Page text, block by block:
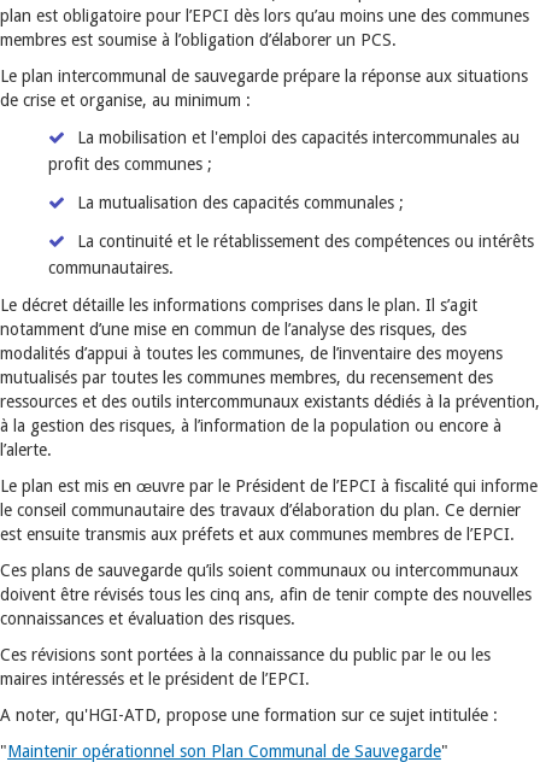
plan est obligatoire pour l’EPCI dès lors qu’au moins une des communes
membres est soumise à l’obligation d’élaborer un PCS.
Le plan intercommunal de sauvegarde prépare la réponse aux situations
de crise et organise, au minimum :
La mobilisation et l'emploi des capacités intercommunales au
profit des communes ;
La mutualisation des capacités communales ;
La continuité et le rétablissement des compétences ou intérêts
communautaires.
Le décret détaille les informations comprises dans le plan. Il s’agit
notamment d’une mise en commun de l’analyse des risques, des
modalités d’appui à toutes les communes, de l’inventaire des moyens
mutualisés par toutes les communes membres, du recensement des
ressources et des outils intercommunaux existants dédiés à la prévention,
à la gestion des risques, à l’information de la population ou encore à
l’alerte.
Le plan est mis en œuvre par le Président de l’EPCI à fiscalité qui informe
le conseil communautaire des travaux d’élaboration du plan. Ce dernier
est ensuite transmis aux préfets et aux communes membres de l’EPCI.
Ces plans de sauvegarde qu’ils soient communaux ou intercommunaux
doivent être révisés tous les cinq ans, afin de tenir compte des nouvelles
connaissances et évaluation des risques.
Ces révisions sont portées à la connaissance du public par le ou les
maires intéressés et le président de l’EPCI.
A noter, qu'HGI-ATD, propose une formation sur ce sujet intitulée :
"Maintenir opérationnel son Plan Communal de Sauvegarde"